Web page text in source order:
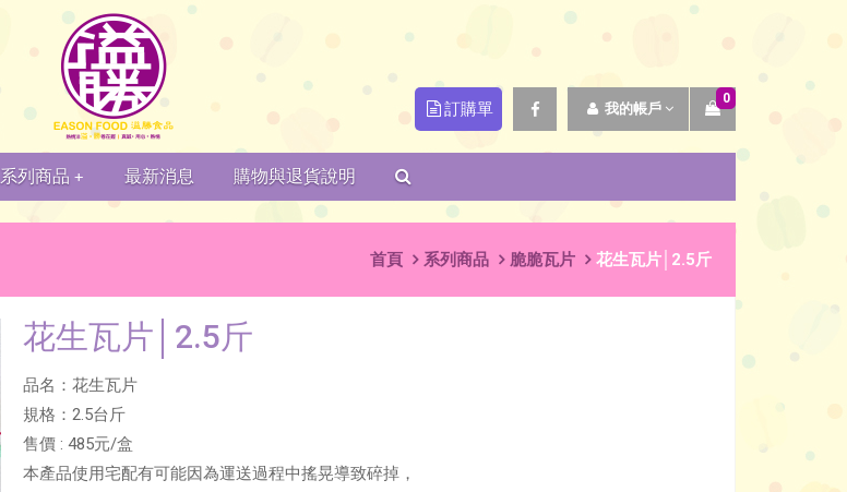
訂購單 我的帳戶
0
系列商品 + 最新消息 購物與退貨說明
首頁 系列商品 脆脆瓦片 花生瓦片│2.5斤
花生瓦片│2.5斤
品名：花生瓦片
規格：2.5台斤
售價 : 485元/盒
本產品使用宅配有可能因為運送過程中搖晃導致碎掉，